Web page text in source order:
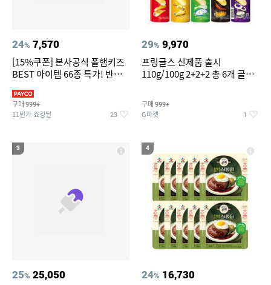
24% 7,570
[15%쿠폰] 본사공식 폴햄키즈
BEST 아이템 66종 특가! 반팔
구매 999+
11번가 쇼킹딜 23
29% 9,970
프링글스 신제품 출시
110g/100g 2+2+2 총 6개 골라
구매 999+
G마켓 1
3
25% 25,050
4
24% 16,730